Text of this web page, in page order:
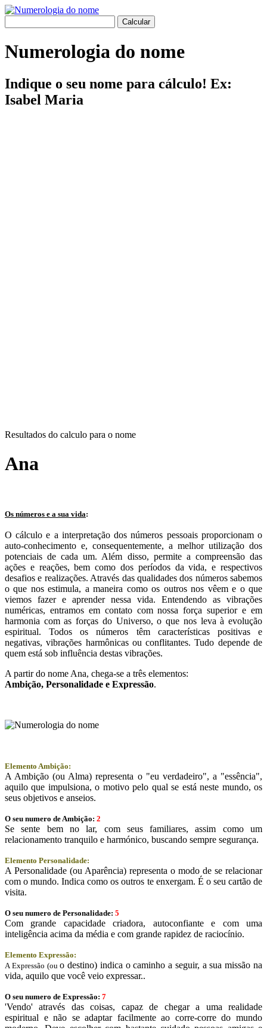
Numerologia do nome
Indique o seu nome para cálculo! Ex:
Isabel Maria
Resultados do calculo para o nome
Ana
Os números e a sua vida:
O cálculo e a interpretação dos números pessoais proporcionam o
auto-conhecimento e, consequentemente, a melhor utilização dos
potenciais de cada um. Além disso, permite a compreensão das
ações e reações, bem como dos períodos da vida, e respectivos
desafios e realizações. Através das qualidades dos números sabemos
o que nos estimula, a maneira como os outros nos vêem e o que
viemos fazer e aprender nessa vida. Entendendo as vibrações
numéricas, entramos em contato com nossa força superior e em
harmonia com as forças do Universo, o que nos leva à evolução
espiritual. Todos os números têm características positivas e
negativas, vibrações harmônicas ou conflitantes. Tudo depende de
quem está sob influência destas vibrações.
A partir do nome Ana, chega-se a três elementos:
Ambição, Personalidade e Expressão.
Elemento Ambição:
A Ambição (ou Alma) representa o "eu verdadeiro", a "essência",
aquilo que impulsiona, o motivo pelo qual se está neste mundo, os
seus objetivos e anseios.
O seu numero de Ambição: 2
Se sente bem no lar, com seus familiares, assim como um
relacionamento tranquilo e harmónico, buscando sempre segurança.
Elemento Personalidade:
A Personalidade (ou Aparência) representa o modo de se relacionar
com o mundo. Indica como os outros te enxergam. É o seu cartão de
visita.
O seu numero de Personalidade: 5
Com grande capacidade criadora, autoconfiante e com uma
inteligência acima da média e com grande rapidez de raciocínio.
Elemento Expressão:
A Expressão (ouo destino) indica o caminho a seguir, a sua missão na
vida, aquilo que você veio expressar..
O seu numero de Expressão: 7
'Vendo' através das coisas, capaz de chegar a uma realidade
espiritual e não se adaptar facilmente ao corre-corre do mundo